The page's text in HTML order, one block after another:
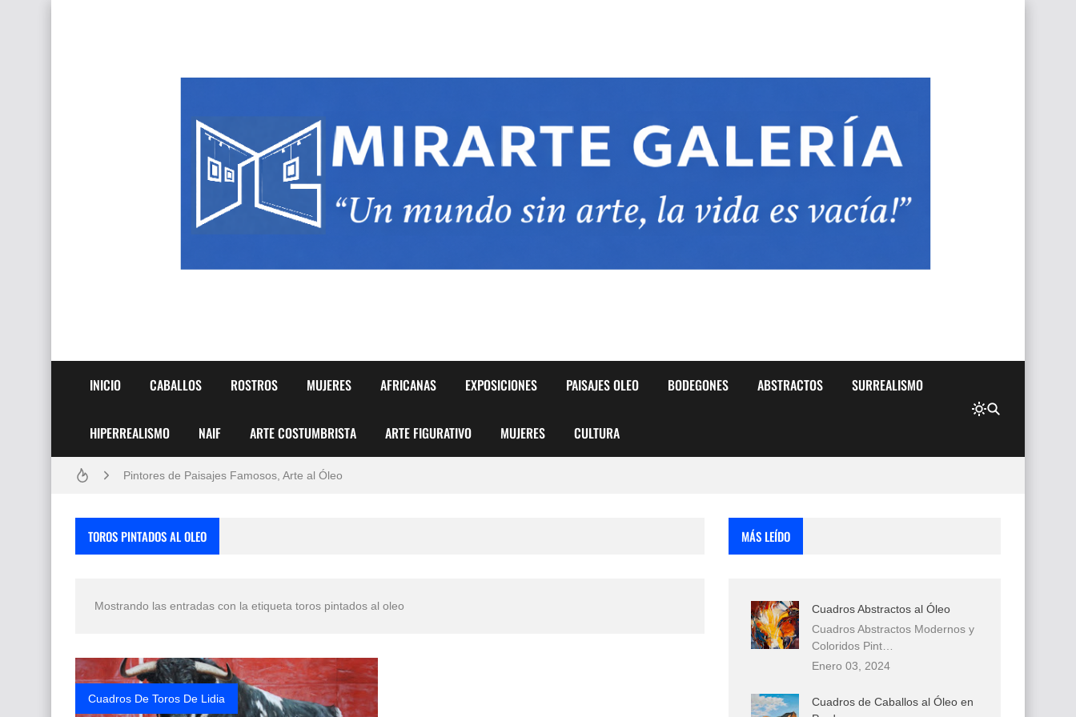
INICIO CABALLOS ROSTROS MUJERES AFRICANAS EXPOSICIONES PAISAJES OLEO BODEGONES ABSTRACTOS SURREALISMO
HIPERREALISMO NAIF ARTE COSTUMBRISTA ARTE FIGURATIVO MUJERES CULTURA
Frutas y Flores Para Colorear Imágenes
Pintores de Paisajes Famosos, Arte al Óleo
Rostros Bellos, La Perfección del Dibujo A Lápiz, Biryulina Vita
Fotos Artísticas de las Actrices de Hollywood Más Bellas del Mundo
TOROS PINTADOS AL OLEO
Mostrando las entradas con la etiqueta toros pintados al oleo
Cuadros De Toros De Lidia
MÁS LEÍDO
Cuadros Abstractos al Óleo
Cuadros Abstractos Modernos y
Coloridos Pint…
Enero 03, 2024
Cuadros de Caballos al Óleo en